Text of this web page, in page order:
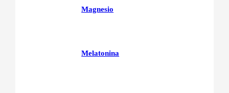
Magnesio
Melatonina